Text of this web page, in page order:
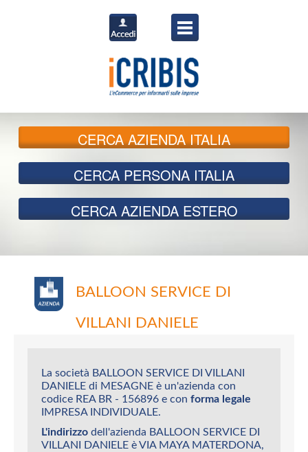
CERCAAZIENDA ITALIA
CERCA PERSONA ITALIA
CERCA AZIENDA ESTERO
BALLOON SERVICE DI
VILLANI DANIELE
La società BALLOON SERVICE DI VILLANI
DANIELE di MESAGNE è un'azienda con
codice REA BR - 156896 e con forma legale
IMPRESA INDIVIDUALE.
L'indirizzo dell'azienda BALLOON SERVICE DI
VILLANI DANIELE è VIA MAYA MATERDONA,